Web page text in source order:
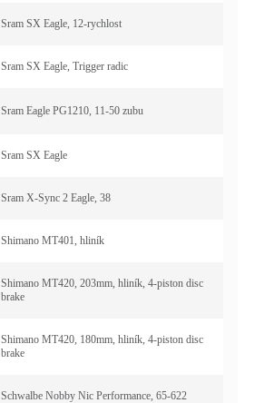
Sram SX Eagle, 12-rychlost
Sram SX Eagle, Trigger radic
Sram Eagle PG1210, 11-50 zubu
Sram SX Eagle
Sram X-Sync 2 Eagle, 38
Shimano MT401, hliník
Shimano MT420, 203mm, hliník, 4-piston disc
brake
Shimano MT420, 180mm, hliník, 4-piston disc
brake
Schwalbe Nobby Nic Performance, 65-622